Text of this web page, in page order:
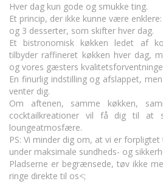
Hver dag kun gode og smukke ting.
Et princip, der ikke kunne være
og 3 desserter, som skifter hver dag.
Et bistronomisk køkken ledet af
tilbyder raffineret køkken hver dag,
og vores gæsters
En finurlig indstilling og afslappet,
venter dig.
Om aftenen, samme køkken,
cocktailkreationer vil få dig til
loungeatmosfære.
PS: Vi minder dig om, at vi er
under maksimale sundheds- og
Pladserne er begrænsede, tøv ikke
ringe direkte til os<;